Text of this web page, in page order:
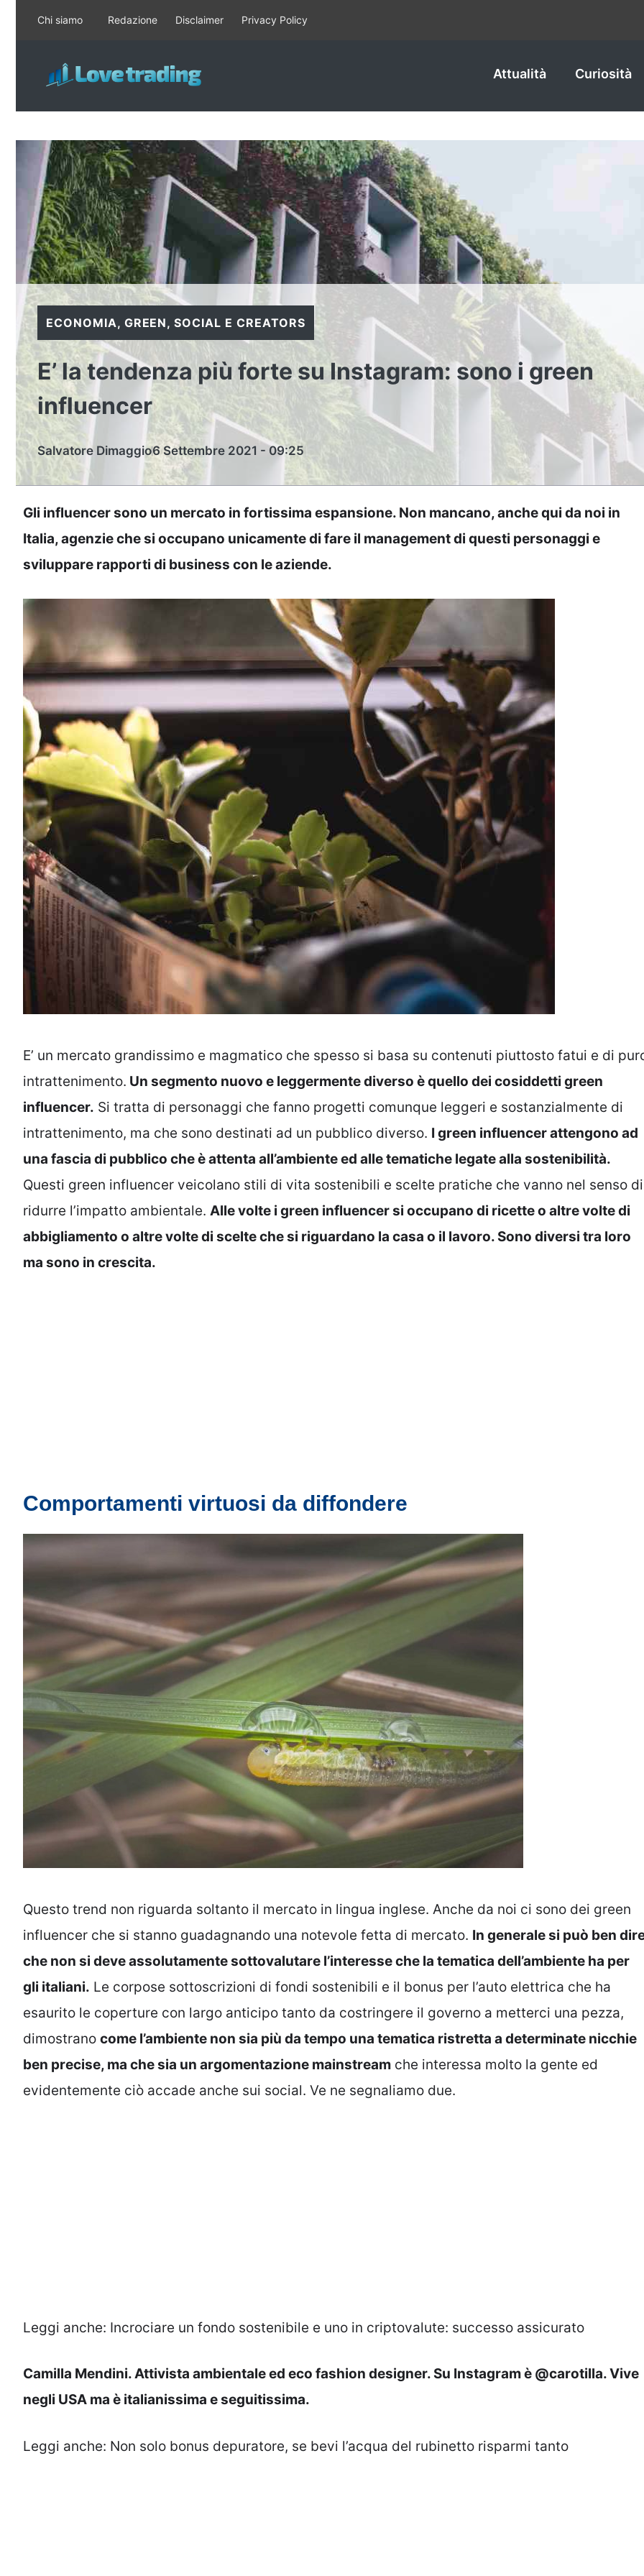
contenuto
Chi siamo Redazione Disclaimer Privacy Policy
Attualità Curiosità
ECONOMIA, GREEN,SOCIAL E CREATORS
E’ la tendenza più forte su Instagram: sono i green
influencer
Salvatore Dimaggio6 Settembre 2021 - 09:25
Gli influencer sono un mercato in fortissima espansione. Non mancano, anche qui da noi in
Italia, agenzie che si occupano unicamente di fare il management di questi personaggi e
sviluppare rapporti di business con le aziende.
E’ un mercato grandissimo e magmatico che spesso si basa su contenuti piuttosto fatui e di
intrattenimento. Un segmento nuovo e leggermente diverso è quello dei cosiddetti green
influencer. Si tratta di personaggi che fanno progetti comunque leggeri e sostanzialmente di
intrattenimento, ma che sono destinati ad un pubblico diverso. I green influencer attengono ad
una fascia di pubblico che è attenta all’ambiente ed alle tematiche legate alla sostenibilità.
Questi green influencer veicolano stili di vita sostenibili e scelte pratiche che vanno nel senso di
ridurre l’impatto ambientale. Alle volte i green influencer si occupano di ricette o altre volte di
abbigliamento o altre volte di scelte che si riguardano la casa o il lavoro. Sono diversi tra loro
ma sono in crescita.
Comportamenti virtuosi da diffondere
Questo trend non riguarda soltanto il mercato in lingua inglese. Anche da noi ci sono dei green
influencer che si stanno guadagnando una notevole fetta di mercato. In generale si può ben
che non si deve assolutamente sottovalutare l’interesse che la tematica dell’ambiente ha per
gli italiani. Le corpose sottoscrizioni di fondi sostenibili e il bonus per l’auto elettrica che ha
esaurito le coperture con largo anticipo tanto da costringere il governo a metterci una pezza,
dimostrano come l’ambiente non sia più da tempo una tematica ristretta a determinate nicchie
ben precise, ma che sia un argomentazione mainstream che interessa molto la gente ed
evidentemente ciò accade anche sui social. Ve ne segnaliamo due.
Leggi anche: Incrociare un fondo sostenibile e uno in criptovalute: successo assicurato
Camilla Mendini. Attivista ambientale ed eco fashion designer. Su Instagram è @carotilla. Vive
negli USA ma è italianissima e seguitissima.
Leggi anche: Non solo bonus depuratore, se bevi l’acqua del rubinetto risparmi tanto